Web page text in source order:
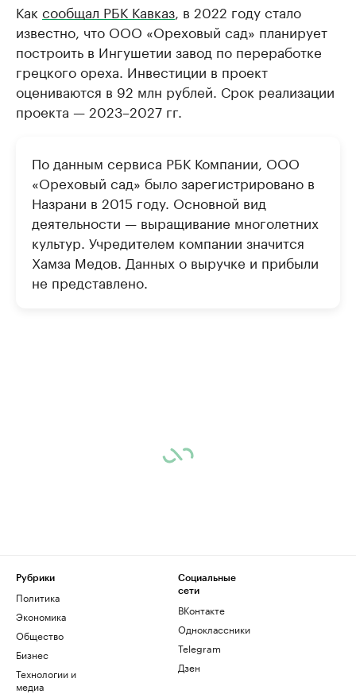
Как сообщал РБК Кавказ , в 2022 году стало
известно, что ООО «Ореховый сад» планирует
построить в Ингушетии завод по переработке
грецкого ореха. Инвестиции в проект
оцениваются в 92 млн рублей. Срок реализации
проекта — 2023–2027 гг.
По данным сервиса РБК Компании, ООО
«Ореховый сад» было зарегистрировано в
Назрани в 2015 году. Основной вид
деятельности — выращивание многолетних
культур. Учредителем компании значится
Хамза Медов. Данных о выручке и прибыли
не представлено.
Рубрики
Политика
Экономика
Общество
Бизнес
Технологии и
медиа
Социальные
сети
ВКонтакте
Одноклассники
Telegram
Дзен